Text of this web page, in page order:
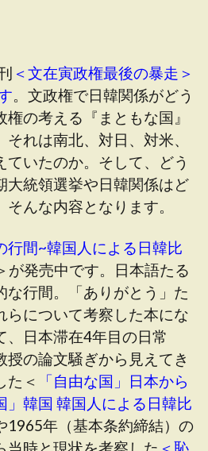
＜文在寅政権最後の暴走＞
。文政権で日韓関係がどう
の考える『まともな国』
れは南北、対日、対米、
ていたのか。そして、どう
大統領選挙や日韓関係はど
んな内容となります。
行間~韓国人による日韓比
が発売中です。日本語たる
な行間。「ありがとう」た
らについて考察した本にな
、日本滞在4年目の日常
授の論文騒ぎから見えてき
た＜
「自由な国」日本から
」韓国 韓国人による日韓比
1965年（基本条約締結）の